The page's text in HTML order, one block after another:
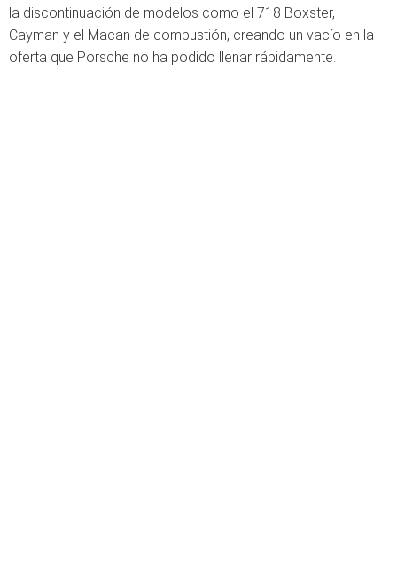
la discontinuación de modelos como el 718 Boxster,
Cayman y el Macan de combustión, creando un vacío en la
oferta que Porsche no ha podido llenar rápidamente.